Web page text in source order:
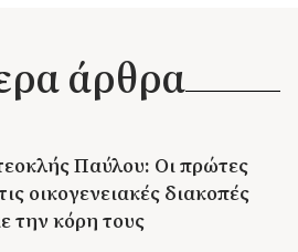
άρθρα
Παύλου: Οι πρώτες
οικογενειακές διακοπές
την κόρη τους